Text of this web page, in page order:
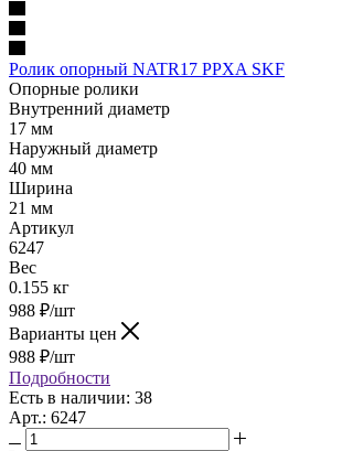
Ролик опорный NATR17 PPXA SKF
Опорные ролики
Внутренний диаметр
17 мм
Наружный диаметр
40 мм
Ширина
21 мм
Артикул
6247
Вес
0.155 кг
988 ₽/шт
Варианты цен
988 ₽/шт
Подробности
Есть в наличии: 38
Арт.: 6247